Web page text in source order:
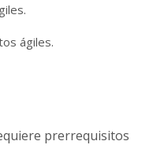
ágiles.
prerrequisitos